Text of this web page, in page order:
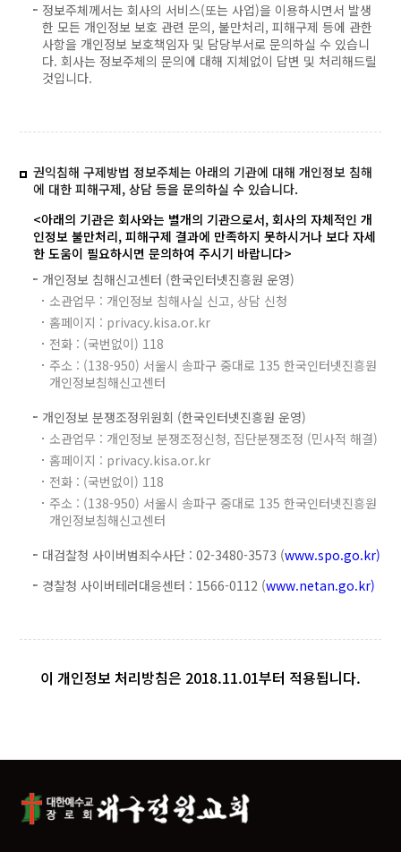
정보주체께서는 회사의 서비스(또는 사업)을 이용하시면서 발생
한 모든 개인정보 보호 관련 문의, 불만처리, 피해구제 등에 관한
사항을 개인정보 보호책임자 및 담당부서로 문의하실 수 있습니
다. 회사는 정보주체의 문의에 대해 지체없이 답변 및 처리해드릴
것입니다.
권익침해 구제방법 정보주체는 아래의 기관에 대해 개인정보 침해
에 대한 피해구제, 상담 등을 문의하실 수 있습니다.
<아래의 기관은 회사와는 별개의 기관으로서, 회사의 자체적인 개
인정보 불만처리, 피해구제 결과에 만족하지 못하시거나 보다 자세
한 도움이 필요하시면 문의하여 주시기 바랍니다>
개인정보 침해신고센터 (한국인터넷진흥원 운영)
소관업무 : 개인정보 침해사실 신고, 상담 신청
홈페이지 : privacy.kisa.or.kr
전화 : (국번없이) 118
주소 : (138-950) 서울시 송파구 중대로 135 한국인터넷진흥원
개인정보침해신고센터
개인정보 분쟁조정위원회 (한국인터넷진흥원 운영)
소관업무 : 개인정보 분쟁조정신청, 집단분쟁조정 (민사적 해결)
홈페이지 : privacy.kisa.or.kr
전화 : (국번없이) 118
주소 : (138-950) 서울시 송파구 중대로 135 한국인터넷진흥원
개인정보침해신고센터
대검찰청 사이버범죄수사단 : 02-3480-3573 (www.spo.go.kr)
경찰청 사이버테러대응센터 : 1566-0112 (www.netan.go.kr)
이 개인정보 처리방침은 2018.11.01부터 적용됩니다.